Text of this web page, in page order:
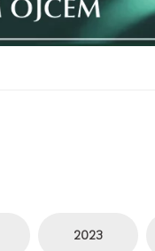
2023